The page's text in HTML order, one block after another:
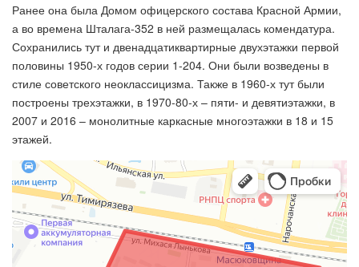
Ранее она была Домом офицерского состава Красной Армии,
а во времена Шталага-352 в ней размещалась комендатура.
Сохранились тут и двенадцатиквартирные двухэтажки первой
половины 1950-х годов серии 1-204. Они были возведены в
стиле советского неоклассицизма. Также в 1960-х тут были
построены трехэтажки, в 1970-80-х – пяти- и девятиэтажки, в
2007 и 2016 – монолитные каркасные многоэтажки в 18 и 15
этажей.